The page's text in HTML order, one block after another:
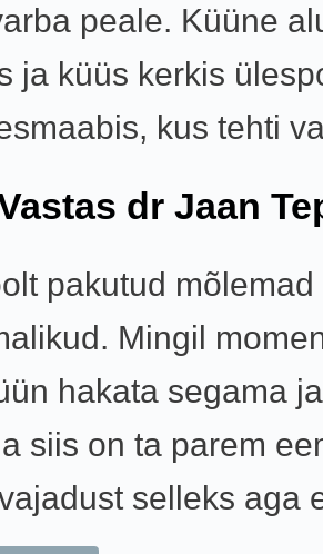
peale. Küüne
ja küüs kerkis
kus tehti
dr Jaan
pakutud
Mingil
hakata segama
siis on ta parem
selleks aga